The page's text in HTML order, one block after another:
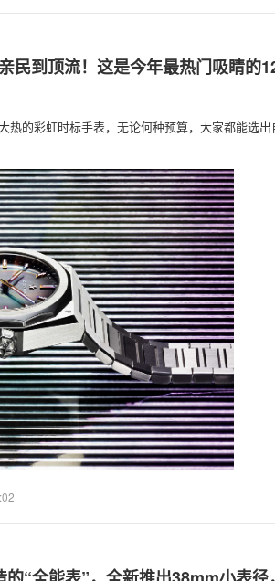
民到顶流！这是今年最热门吸睛的
热的彩虹时标手表，无论何种预算，大家都能选